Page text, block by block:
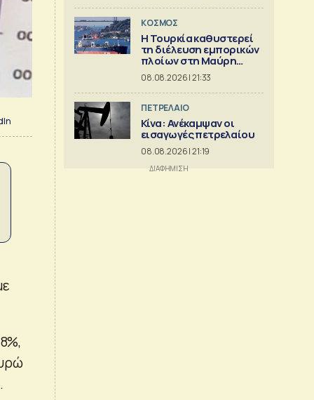
ΚΟΣΜΟΣ
Η Τουρκία καθυστερεί
τη διέλευση εμπορικών
πλοίων στη Μαύρη
Θάλασσα
08.08.2026 | 21:33
ΠΕΤΡΕΛΑΙΟ
Κίνα: Ανέκαμψαν οι
εισαγωγές πετρελαίου
08.08.2026 | 21:19